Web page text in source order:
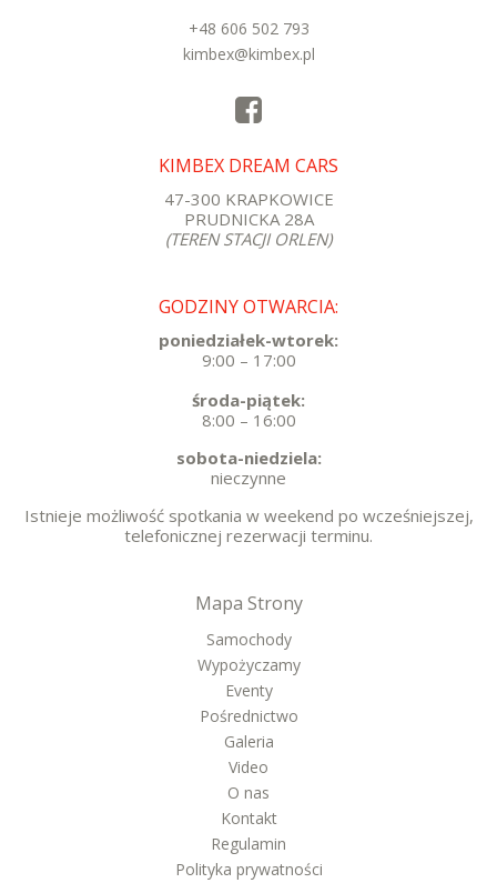
+48 606 502 793
kimbex@kimbex.pl
KIMBEX DREAM CARS
47-300 KRAPKOWICE
PRUDNICKA 28A
(TEREN STACJI ORLEN)
GODZINY OTWARCIA:
poniedziałek-wtorek:
9:00 – 17:00
środa-piątek:
8:00 – 16:00
sobota-niedziela:
nieczynne
Istnieje możliwość spotkania w weekend po wcześniejszej,
telefonicznej rezerwacji terminu.
Mapa Strony
Samochody
Wypożyczamy
Eventy
Pośrednictwo
Galeria
Video
O nas
Kontakt
Regulamin
Polityka prywatności